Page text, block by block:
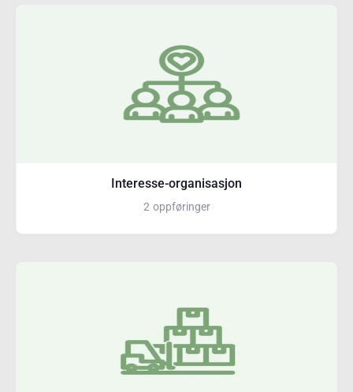
Interesse-organisasjon
2 oppføringer